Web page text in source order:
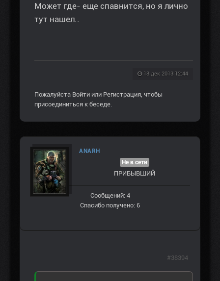
Может где- еще спавнится, но я лично
тут нашел..
18 дек 2013 12:44
Пожалуйста Войти или Регистрация , чтобы
присоединиться к беседе.
ANARH
Не в сети
ПРИБЫВШИЙ
Сообщений: 4
Спасибо получено: 6
#38394